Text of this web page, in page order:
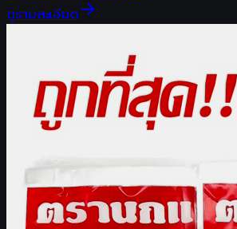
ดูรายละเอียด